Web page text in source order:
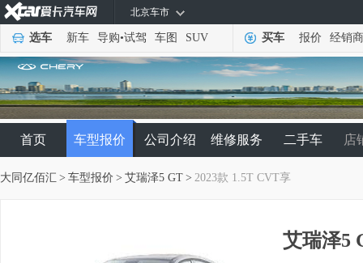
北京车市
选车 新车 导购•试驾 车图 SUV 买车 报价 经销商
首页 车型报价 公司介绍 维修服务 二手车 店
大同亿佰汇 > 车型报价 > 艾瑞泽5 GT > 2023款 1.5T CVT享
艾瑞泽5